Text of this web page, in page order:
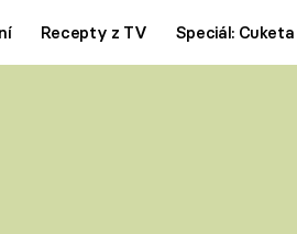
Recepty z TV Speciál: Cuketa